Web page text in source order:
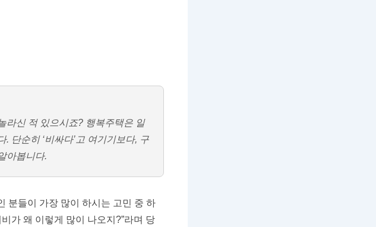
라신 적 있으시죠? 행복주택은 일
단순히 ‘비싸다’고 여기기보다, 구
아봅니다.
분들이 가장 많이 하시는 고민 중 하
가 왜 이렇게 많이 나오지?”라며 당